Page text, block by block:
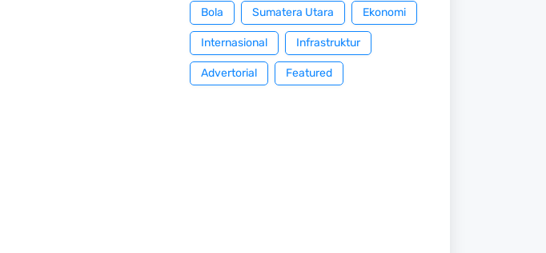
Bola Sumatera Utara Ekonomi
Internasional Infrastruktur
Advertorial Featured